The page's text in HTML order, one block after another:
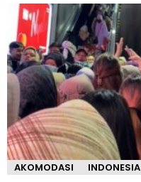
AKOMODASI INDONESIA